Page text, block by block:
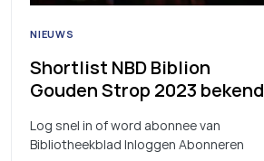
NIEUWS
Shortlist NBD Biblion
Gouden Strop 2023 bekend
Log snel in of word abonnee van
Bibliotheekblad Inloggen Abonneren